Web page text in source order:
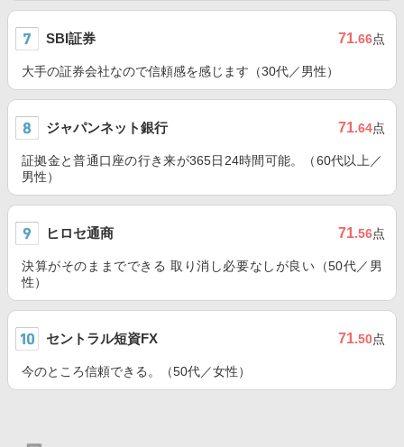
SBI証券 71.66点
大手の証券会社なので信頼感を感じます（30代／男性）
ジャパンネット銀行 71.64点
証拠金と普通口座の行き来が365日24時間可能。（60代以上／
男性）
ヒロセ通商 71.56点
決算がそのままでできる 取り消し必要なしが良い（50代／男
性）
セントラル短資FX 71.50点
今のところ信頼できる。（50代／女性）